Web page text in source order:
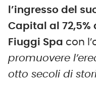
l’ingresso del
Capital al 72,5%
Fiuggi Spa con
promuovere
otto secoli di